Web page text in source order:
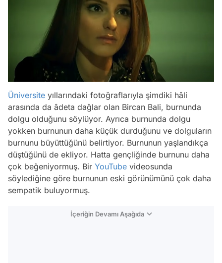
Üniversite yıllarındaki fotoğraflarıyla şimdiki hâli
arasında da âdeta dağlar olan Bircan Bali, burnunda
dolgu olduğunu söylüyor. Ayrıca burnunda dolgu
yokken burnunun daha küçük durduğunu ve dolguların
burnunu büyüttüğünü belirtiyor. Burnunun yaşlandıkça
düştüğünü de ekliyor. Hatta gençliğinde burnunu daha
çok beğeniyormuş. Bir YouTube videosunda
söylediğine göre burnunun eski görünümünü çok daha
sempatik buluyormuş.
İçeriğin Devamı Aşağıda